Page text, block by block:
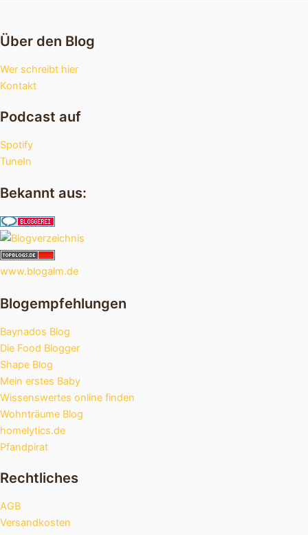
Über den Blog
Wer schreibt hier
Kontakt
Podcast auf
Spotify
TuneIn
Bekannt aus:
www.blogalm.de
Blogempfehlungen
Baynados Blog
Die Food Blogger
Shape Blog
Mein erstes Baby
Wissenswertes online finden
Wohnträume Blog
homelytics.de
Pfandpirat
Rechtliches
AGB
Versandkosten